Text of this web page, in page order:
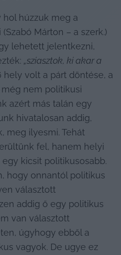
hol húzzuk meg a
Márton – a szerk.)
lehetett jelentkezni,
„sziasztok, ki akar a
hely volt a párt döntése, a
még nem politikusi
azért más talán egy
hivatalosan addig,
meg ilyesmi. Tehát
fel, hanem helyi
kicsit politikusosabb.
hogy onnantól politikus
választott
addig ő egy politikus
van választott
úgyhogy ebből a
vagyok. De ugye ez